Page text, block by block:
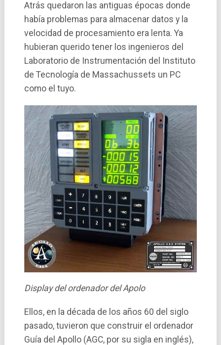
Atrás quedaron las antiguas épocas donde
habí­a problemas para almacenar datos y la
velocidad de procesamiento era lenta. Ya
hubieran querido tener los ingenieros del
Laboratorio de Instrumentación del Instituto
de Tecnologí­a de Massachussets un PC
como el tuyo.
Display del ordenador del Apolo
Ellos, en la década de los años 60 del siglo
pasado, tuvieron que construir el ordenador
Guí­a del Apollo (AGC, por su sigla en inglés),